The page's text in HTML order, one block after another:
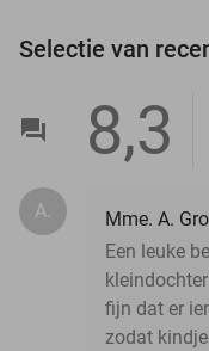
Selectie van
8,3
A.
Mme. A.
Een leuke
fijn dat er
zodat